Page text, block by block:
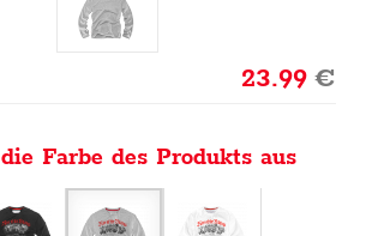
23.99€
Farbe des Produkts aus